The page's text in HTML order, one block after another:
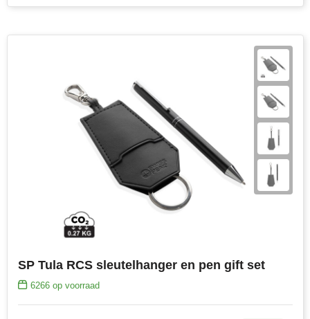
SP Tula RCS sleutelhanger en pen gift set
6266op voorraad